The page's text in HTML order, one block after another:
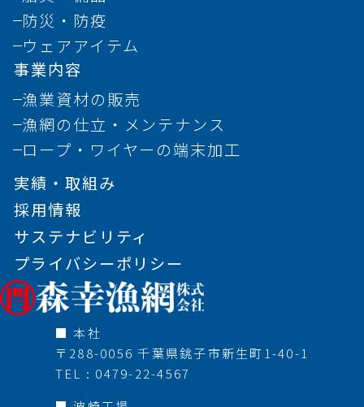
■ 本社
〒288-0056 千葉県銚子市新生町1-40-1
TEL : 0479-22-4567
防災・防疫
ウェアアイテム
事業内容
漁業資材の販売
漁網の仕立・メンテナンス
ロープ・ワイヤーの端末加工
実績・取組み
採用情報
サステナビリティ
プライバシーポリシー